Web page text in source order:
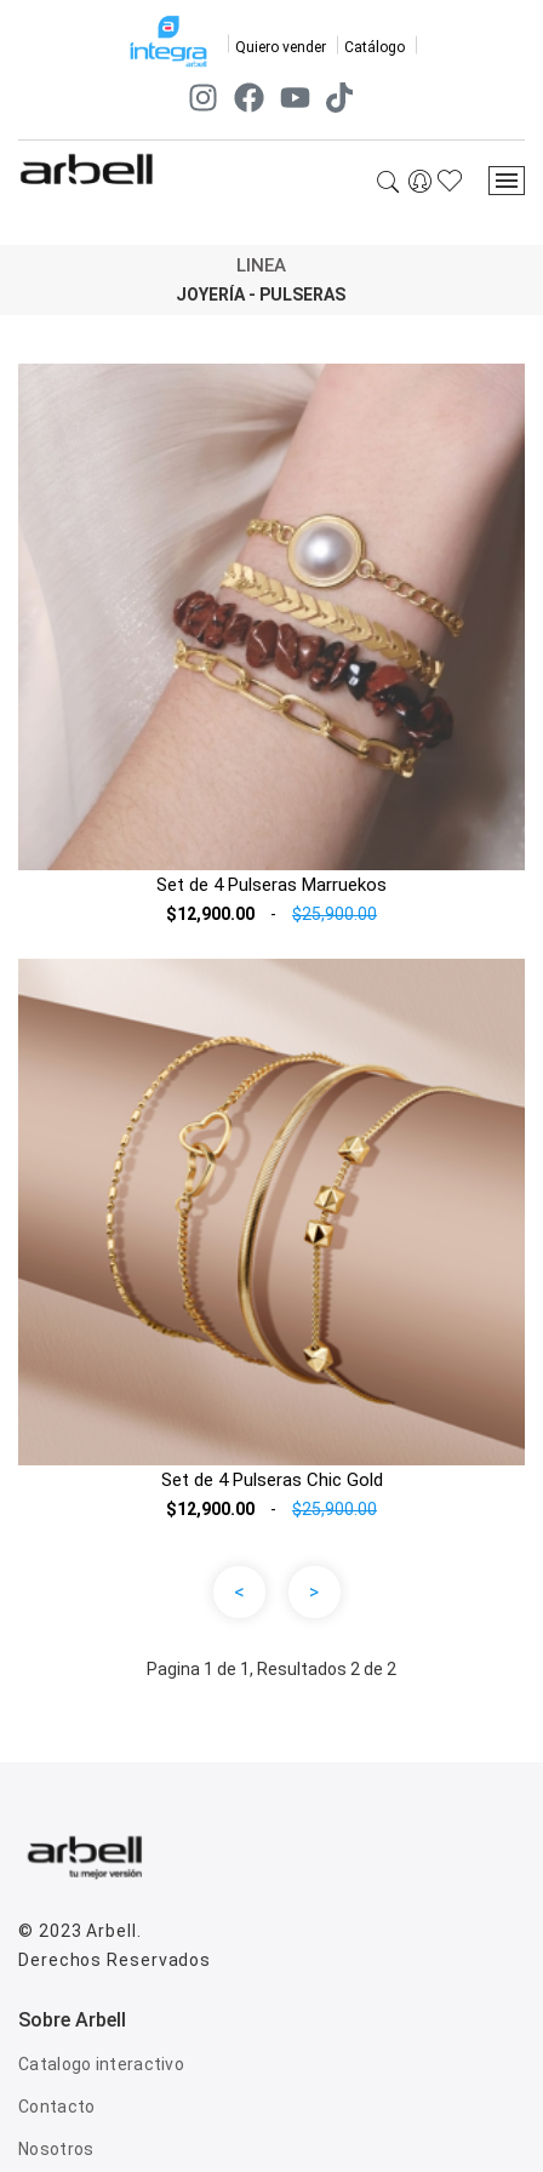
Quiero vender Catálogo
LINEA
JOYERÍA - PULSERAS
Set de 4 Pulseras Marruekos
$12,900.00 - $25,900.00
Set de 4 Pulseras Chic Gold
$12,900.00 - $25,900.00
< >
Pagina 1 de 1, Resultados 2 de 2
© 2023Arbell
Derechos Reservados
Sobre Arbell
Catalogo interactivo
Contacto
Nosotros